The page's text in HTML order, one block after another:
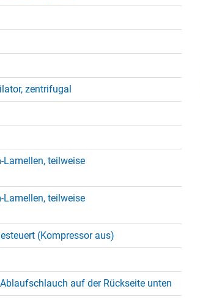
zentrifugal
teilweise
teilweise
(Kompressor aus)
auf der Rückseite unten